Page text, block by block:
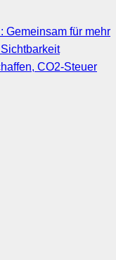
Gemeinsam für mehr
CO2-Steuer